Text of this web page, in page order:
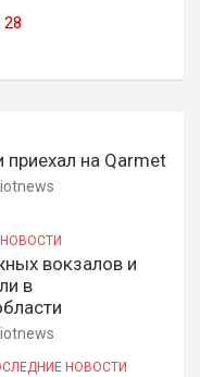
28
приехал на Qarmet
вокзалов и
в
НОВОСТИ